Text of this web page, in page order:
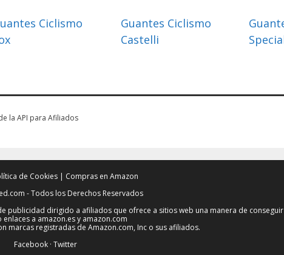
Ciclismo
Guantes Ciclismo
Castelli
la API para Afiliados
de Cookies | Compras en Amazon
- Todos los Derechos Reservados
publicidad dirigido a afiliados que ofrece a sitios web una manera de
enlaces a amazon.es y amazon.com
marcas registradas de Amazon.com, Inc o sus afiliados.
Facebook · Twitter